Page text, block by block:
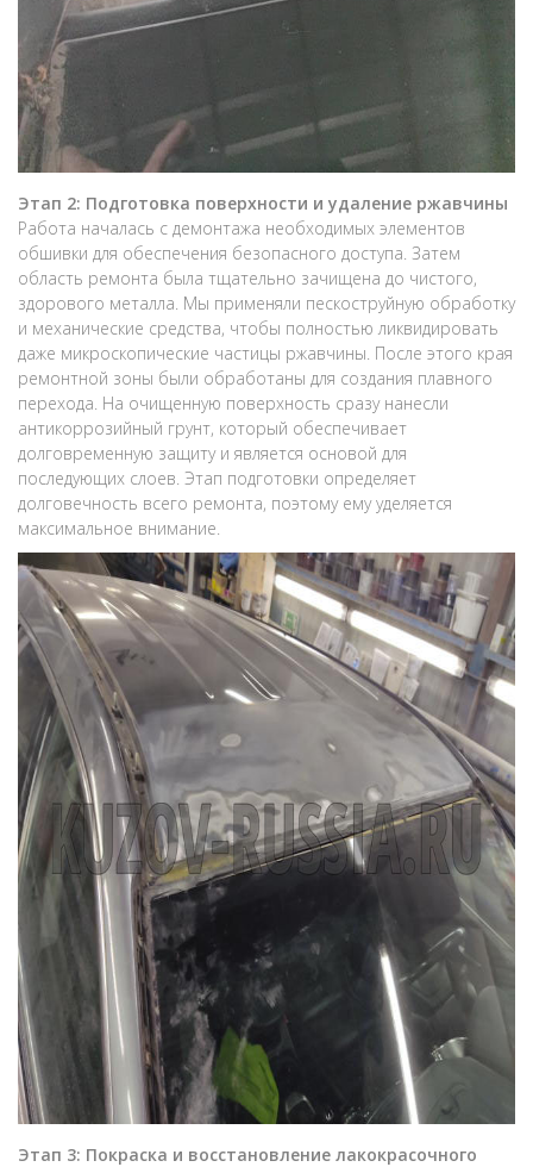
Этап 2: Подготовка поверхности и удаление ржавчины
Работа началась с демонтажа необходимых элементов
обшивки для обеспечения безопасного доступа. Затем
область ремонта была тщательно зачищена до чистого,
здорового металла. Мы применяли пескоструйную обработку
и механические средства, чтобы полностью ликвидировать
даже микроскопические частицы ржавчины. После этого края
ремонтной зоны были обработаны для создания плавного
перехода. На очищенную поверхность сразу нанесли
антикоррозийный грунт, который обеспечивает
долговременную защиту и является основой для
последующих слоев. Этап подготовки определяет
долговечность всего ремонта, поэтому ему уделяется
максимальное внимание.
Этап 3: Покраска и восстановление лакокрасочного